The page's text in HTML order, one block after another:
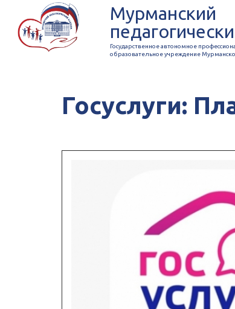
Мурманский
Государственное автономное
образовательное учреждение
Госуслуги: